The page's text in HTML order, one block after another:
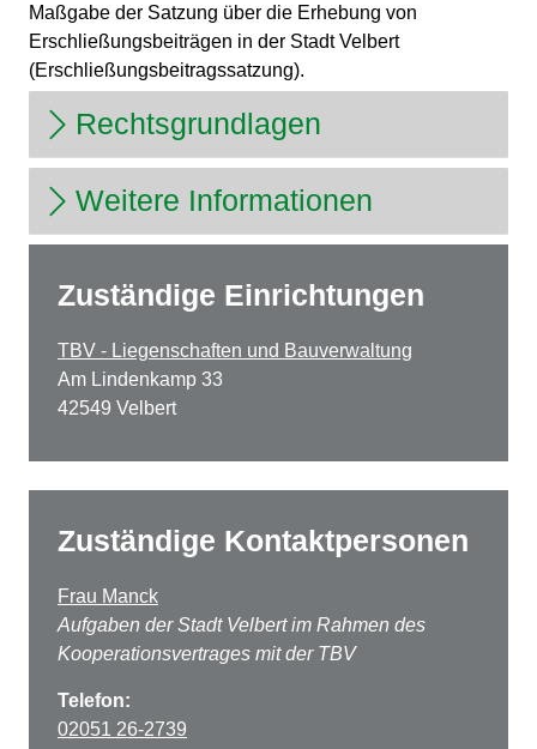
Maßgabe der Satzung über die Erhebung von
Erschließungsbeiträgen in der Stadt Velbert
(Erschließungsbeitragssatzung).
Rechtsgrundlagen
Weitere Informationen
Zuständige Einrichtungen
TBV - Liegenschaften und Bauverwaltung
Am Lindenkamp 33
42549 Velbert
Zuständige Kontaktpersonen
Frau Manck
Aufgaben der Stadt Velbert im Rahmen des
Kooperationsvertrages mit der TBV
Telefon:
02051 26-2739